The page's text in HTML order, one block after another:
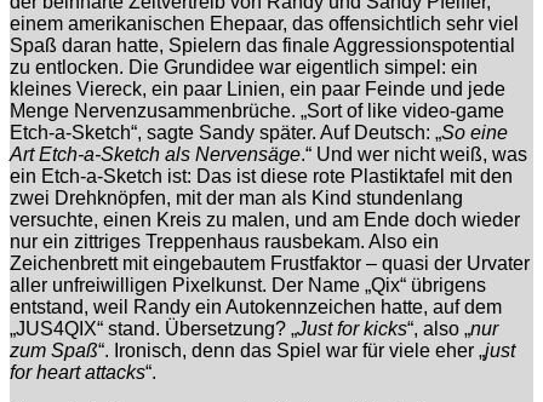
einem amerikanischen Ehepaar, das offensichtlich sehr viel
Spaß daran hatte, Spielern das finale Aggressionspotential
zu entlocken. Die Grundidee war eigentlich simpel: ein
kleines Viereck, ein paar Linien, ein paar Feinde und jede
Menge Nervenzusammenbrüche. „Sort of like video-game
Etch-a-Sketch“, sagte Sandy später. Auf Deutsch: „So eine
Art Etch-a-Sketch als Nervensäge.“ Und wer nicht weiß, was
ein Etch-a-Sketch ist: Das ist diese rote Plastiktafel mit den
zwei Drehknöpfen, mit der man als Kind stundenlang
versuchte, einen Kreis zu malen, und am Ende doch wieder
nur ein zittriges Treppenhaus rausbekam. Also ein
Zeichenbrett mit eingebautem Frustfaktor – quasi der Urvater
aller unfreiwilligen Pixelkunst. Der Name „Qix“ übrigens
entstand, weil Randy ein Autokennzeichen hatte, auf dem
„JUS4QIX“ stand. Übersetzung? „Just for kicks“, also „nur
zum Spaß“. Ironisch, denn das Spiel war für viele eher „just
for heart attacks“.